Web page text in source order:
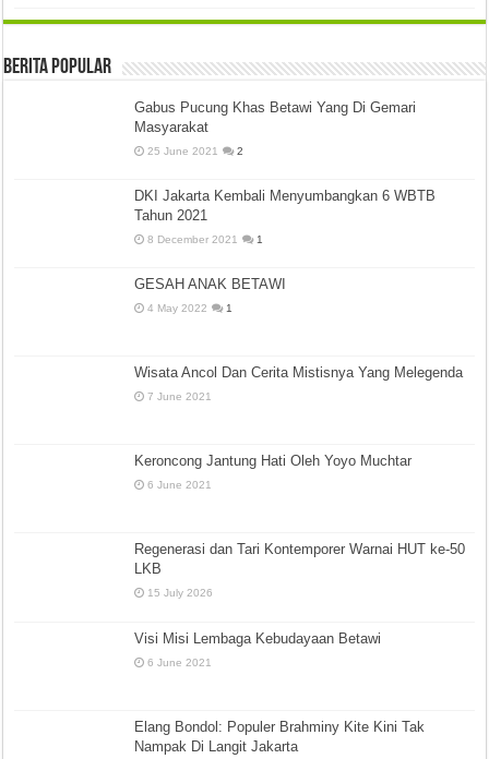
Berita Popular
Gabus Pucung Khas Betawi Yang Di Gemari
Masyarakat
25 June 2021 2
DKI Jakarta Kembali Menyumbangkan 6 WBTB
Tahun 2021
8 December 2021 1
GESAH ANAK BETAWI
4 May 2022 1
Wisata Ancol Dan Cerita Mistisnya Yang Melegenda
7 June 2021
Keroncong Jantung Hati Oleh Yoyo Muchtar
6 June 2021
Regenerasi dan Tari Kontemporer Warnai HUT ke-50
LKB
15 July 2026
Visi Misi Lembaga Kebudayaan Betawi
6 June 2021
Elang Bondol: Populer Brahminy Kite Kini Tak
Nampak Di Langit Jakarta